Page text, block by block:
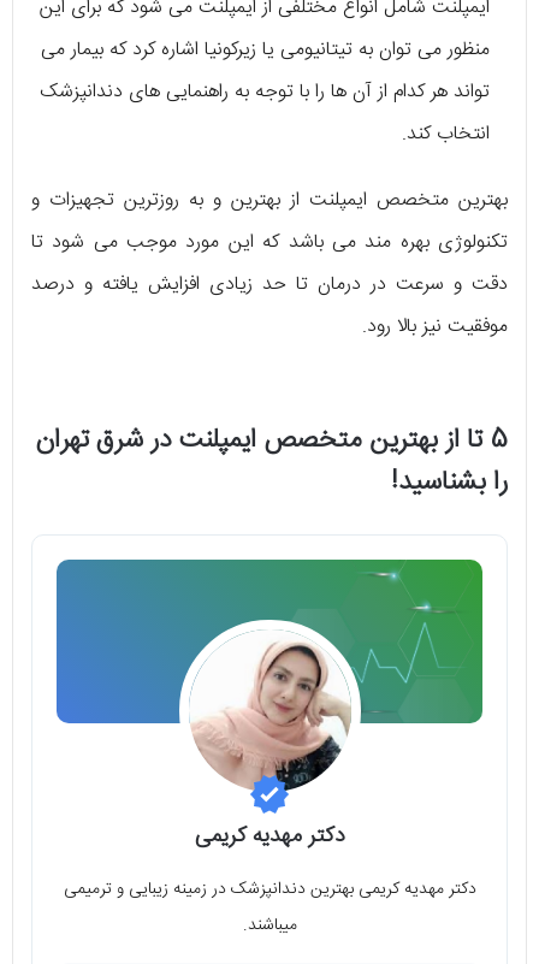
ایمپلنت شامل انواع مختلفی از ایمپلنت می شود که برای این
منظور می توان به تیتانیومی یا زیرکونیا اشاره کرد که بیمار می
تواند هر کدام از آن ها را با توجه به راهنمایی های دندانپزشک
انتخاب کند.
بهترین متخصص ایمپلنت از بهترین و به روزترین تجهیزات و
تکنولوژی بهره مند می باشد که این مورد موجب می شود تا
دقت و سرعت در درمان تا حد زیادی افزایش یافته و درصد
موفقیت نیز بالا رود.
5 تا از بهترین متخصص ایمپلنت در شرق تهران
را بشناسید!
دکتر مهدیه کریمی
دکتر مهدیه کریمی بهترین دندانپزشک در زمینه زیبایی و ترمیمی
میباشند.